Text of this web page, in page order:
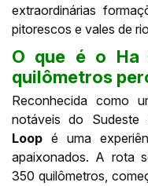
extraordinárias
pitorescos e vales de
O que é o Ha
quilômetros
Reconhecida como
notáveis do
Loop é uma
apaixonados. A rota
350 quilômetros,